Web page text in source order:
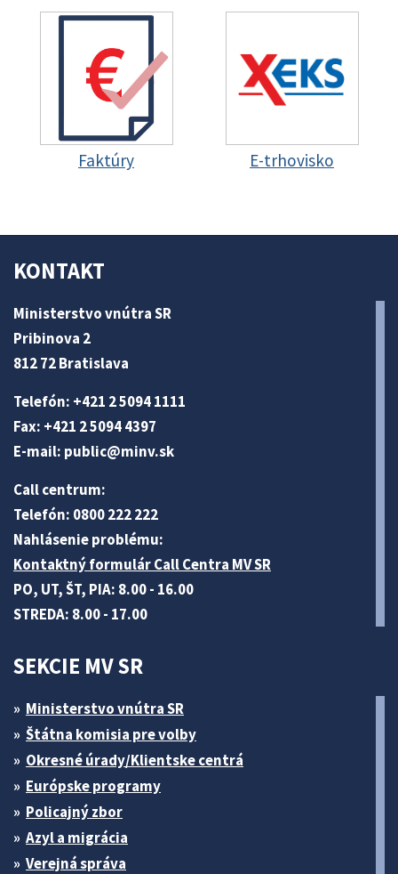
Faktúry E-trhovisko
KONTAKT
Ministerstvo vnútra SR
Pribinova 2
812 72 Bratislava
Telefón: +421 2 5094 1111
Fax: +421 2 5094 4397
E-mail: public@minv.sk
Call centrum:
Telefón: 0800 222 222
Nahlásenie problému:
Kontaktný formulár Call Centra MV SR
PO, UT, ŠT, PIA: 8.00 - 16.00
STREDA: 8.00 - 17.00
SEKCIE MV SR
Ministerstvo vnútra SR
Štátna komisia pre volby
Okresné úrady/Klientske centrá
Európske programy
Policajný zbor
Azyl a migrácia
Verejná správa